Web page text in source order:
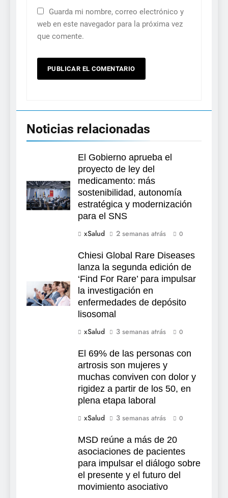
Guarda mi nombre, correo electrónico y
web en este navegador para la próxima vez
que comente.
Noticias relacionadas
El Gobierno aprueba el
proyecto de ley del
medicamento: más
sostenibilidad, autonomía
estratégica y modernización
para el SNS
xSalud
2 semanas atrás 0
Chiesi Global Rare Diseases
lanza la segunda edición de
‘Find For Rare’ para impulsar
la investigación en
enfermedades de depósito
lisosomal
xSalud
3 semanas atrás 0
El 69% de las personas con
artrosis son mujeres y
muchas conviven con dolor y
rigidez a partir de los 50, en
plena etapa laboral
xSalud
3 semanas atrás 0
MSD reúne a más de 20
asociaciones de pacientes
para impulsar el diálogo sobre
el presente y el futuro del
movimiento asociativo